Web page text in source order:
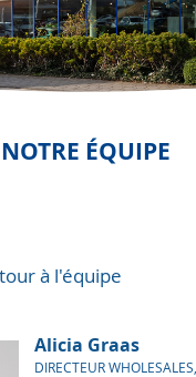
DÉCOUVREZNOUS
NOTRE ÉQUIPE
à l'équipe
Alicia Graas
DIRECTEUR WHOLESALES,